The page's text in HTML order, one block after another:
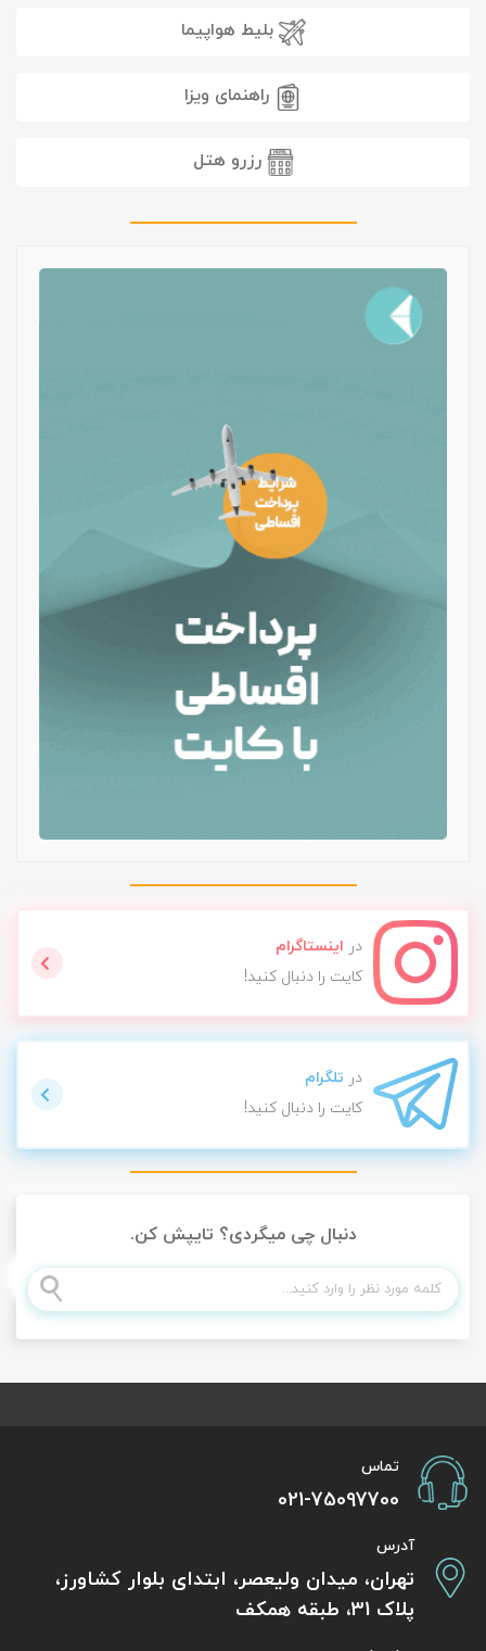
بلیط هواپیما
راهنمای ویزا
رزرو هتل
در اینستاگرام
کایت را دنبال کنید!
در تلگرام
کایت را دنبال کنید!
دنبال چی میگردی؟ تایپش کن.
تماس
021-75097700
آدرس
تهران، میدان ولیعصر، ابتدای بلوار کشاورز،
پلاک 31، طبقه همکف